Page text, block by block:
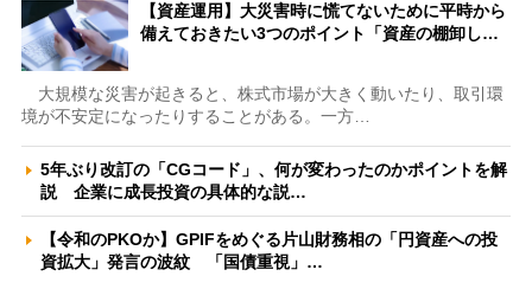
【資産運用】大災害時に慌てないために平時から
備えておきたい3つのポイント「資産の棚卸し…
大規模な災害が起きると、株式市場が大きく動いたり、取引環
境が不安定になったりすることがある。一方…
5年ぶり改訂の「CGコード」、何が変わったのかポイントを解
説 企業に成長投資の具体的な説…
【令和のPKOか】GPIFをめぐる片山財務相の「円資産への投
資拡大」発言の波紋 「国債重視」…